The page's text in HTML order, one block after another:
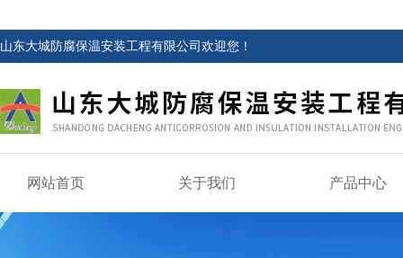
山东大城防腐保温安装工程有限公司欢迎您！
网站首页 关于我们 产品中心